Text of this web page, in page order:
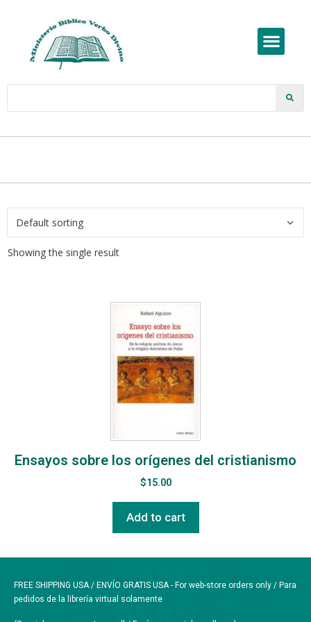
Showing the single result
Ensayos sobre los orígenes del cristianismo
$15.00
Add to cart
FREE SHIPPING USA / ENVÍO GRATIS USA - For web-store orders only / Para
pedidos de la librería virtual solamente